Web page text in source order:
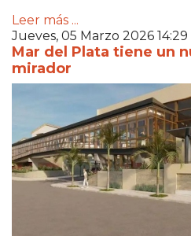
Leer más ...
Jueves, 05 Marzo 2026 14:29
Mar del Plata tiene un
mirador